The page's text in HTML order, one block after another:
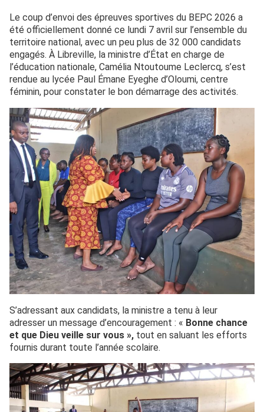
Le coup d’envoi des épreuves sportives du BEPC 2026 a
été officiellement donné ce lundi 7 avril sur l’ensemble du
territoire national, avec un peu plus de 32 000 candidats
engagés. À Libreville, la ministre d’État en charge de
l’éducation nationale, Camélia Ntoutoume Leclercq, s’est
rendue au lycée Paul Émane Eyeghe d’Oloumi, centre
féminin, pour constater le bon démarrage des activités.
S’adressant aux candidats, la ministre a tenu à leur
adresser un message d’encouragement : « Bonne chance
et que Dieu veille sur vous », tout en saluant les efforts
fournis durant toute l’année scolaire.